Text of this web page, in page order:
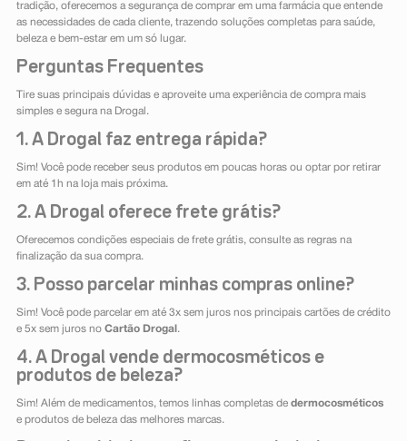
tradição, oferecemos a segurança de comprar em uma farmácia que entende
as necessidades de cada cliente, trazendo soluções completas para saúde,
beleza e bem-estar em um só lugar.
Perguntas Frequentes
Tire suas principais dúvidas e aproveite uma experiência de compra mais
simples e segura na Drogal.
1. A Drogal faz entrega rápida?
Sim! Você pode receber seus produtos em poucas horas ou optar por retirar
em até 1h na loja mais próxima.
2. A Drogal oferece frete grátis?
Oferecemos condições especiais de frete grátis, consulte as regras na
finalização da sua compra.
3. Posso parcelar minhas compras online?
Sim! Você pode parcelar em até 3x sem juros nos principais cartões de crédito
e 5x sem juros no Cartão Drogal .
4. A Drogal vende dermocosméticos e
produtos de beleza?
Sim! Além de medicamentos, temos linhas completas de dermocosméticos
e produtos de beleza das melhores marcas.